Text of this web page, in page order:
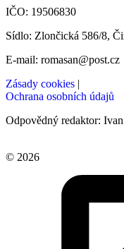
IČO: 19506830
Sídlo: Zlončická 586/8,
E-mail: romasan@post.cz
Zásady cookies |
Ochrana osobních údajů
Odpovědný redaktor:
© 2026